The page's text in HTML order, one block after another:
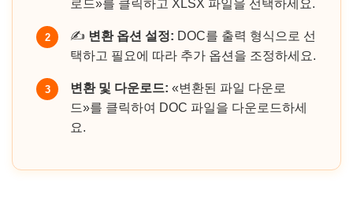
로드»를 클릭하고 XLSX 파일을 선택하세요.
2 ✍️ 변환 옵션 설정: DOC를 출력 형식으로 선
택하고 필요에 따라 추가 옵션을 조정하세요.
3 변환 및 다운로드: «변환된 파일 다운로
드»를 클릭하여 DOC 파일을 다운로드하세
요.